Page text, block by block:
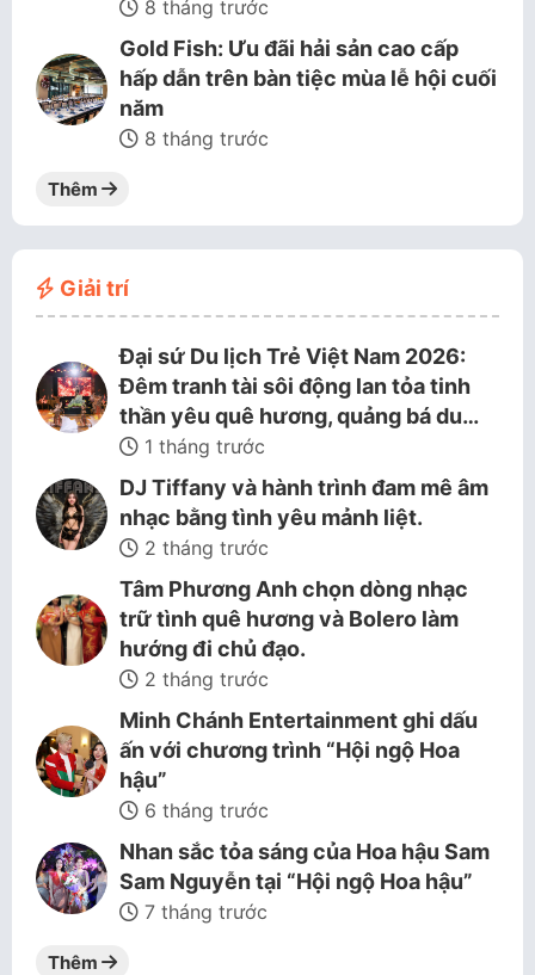
8 tháng trước
Gold Fish: Ưu đãi hải sản cao cấp
hấp dẫn trên bàn tiệc mùa lễ hội cuối
năm
8 tháng trước
Thêm
Giải trí
Đại sứ Du lịch Trẻ Việt Nam 2026:
Đêm tranh tài sôi động lan tỏa tinh
thần yêu quê hương, quảng bá du…
1 tháng trước
DJ Tiffany và hành trình đam mê âm
nhạc bằng tình yêu mảnh liệt.
2 tháng trước
Tâm Phương Anh chọn dòng nhạc
trữ tình quê hương và Bolero làm
hướng đi chủ đạo.
2 tháng trước
Minh Chánh Entertainment ghi dấu
ấn với chương trình “Hội ngộ Hoa
hậu”
6 tháng trước
Nhan sắc tỏa sáng của Hoa hậu Sam
Sam Nguyễn tại “Hội ngộ Hoa hậu”
7 tháng trước
Thêm